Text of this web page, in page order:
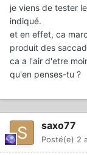
je viens de tester
indiqué.
et en effet, ca
produit des
ca a l'air d'etre
qu'en penses-tu ?
saxo77
Posté(e) 2